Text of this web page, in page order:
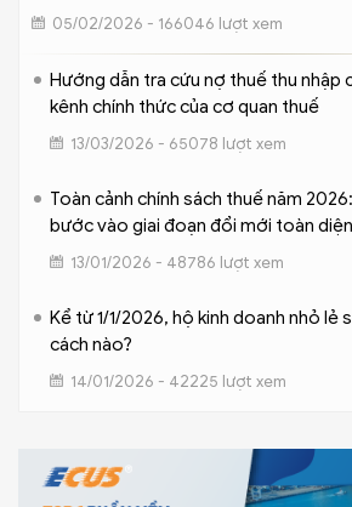
05/02/2026 - 166046 lượt xem
Hướng dẫn tra cứu nợ thuế thu nhập
kênh chính thức của cơ quan thuế
13/03/2026 - 65078 lượt xem
Toàn cảnh chính sách thuế năm
bước vào giai đoạn đổi mới toàn diện
13/01/2026 - 48786 lượt xem
Kể từ 1/1/2026, hộ kinh doanh nhỏ lẻ
cách nào?
14/01/2026 - 42225 lượt xem